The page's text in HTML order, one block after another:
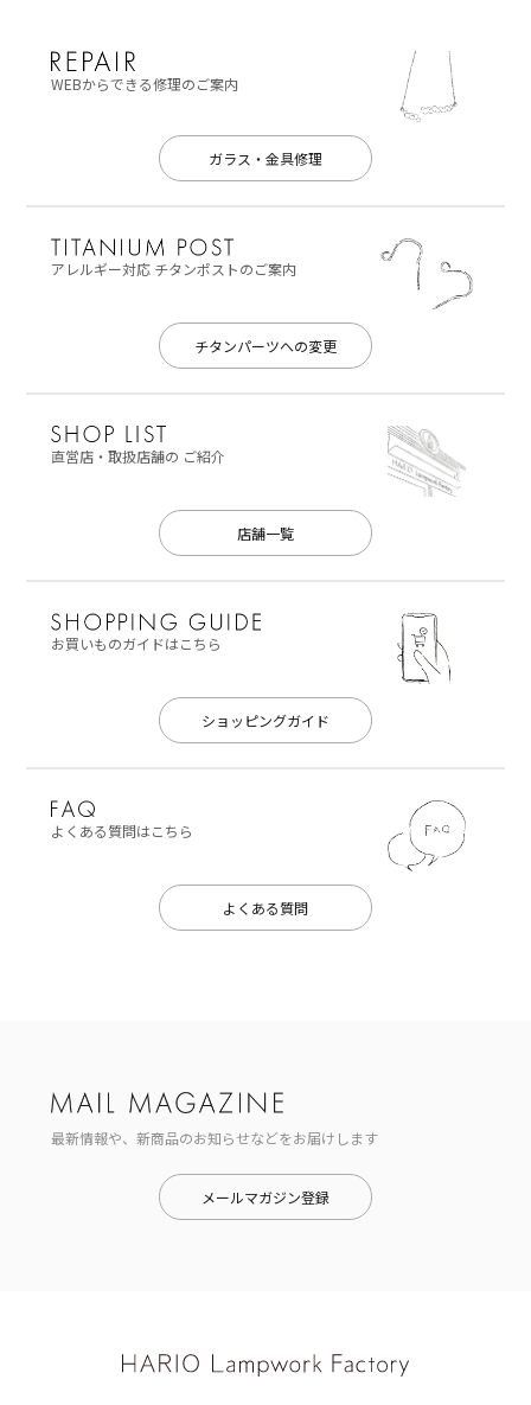
WEBからできる修理のご案内
ガラス・金具修理
アレルギー対応チタンポストのご案内
チタンパーツへの変更
直営店・取扱店舗の ご紹介
店舗一覧
お買いものガイドはこちら
ショッピングガイド
よくある質問はこちら
よくある質問
最新情報や、新商品のお知らせなどをお届けします
メールマガジン登録